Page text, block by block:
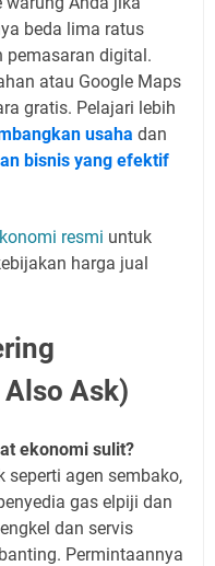
beda lima ratus
pemasaran digital.
atau Google Maps
gratis. Pelajari lebih
usaha dan
bisnis yang efektif
resmi untuk
harga jual
Ask)
ekonomi sulit?
seperti agen sembako,
gas elpiji dan
dan servis
Permintaannya